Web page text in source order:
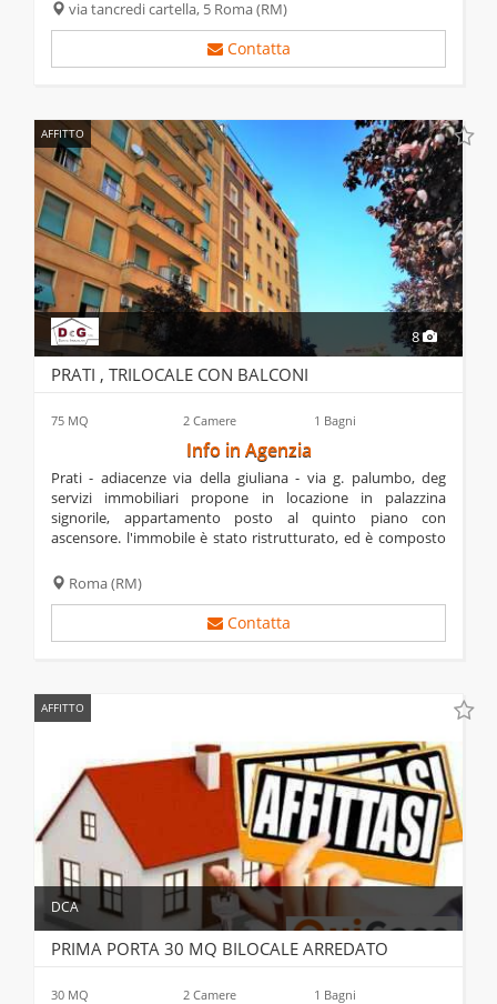
via tancredi cartella, 5 Roma(RM)
Contatta
AFFITTO
8
PRATI , TRILOCALE CON BALCONI
75 MQ 2 Camere 1 Bagni
Info in Agenzia
prati - adiacenze via della giuliana - via g. palumbo, deg
servizi immobiliari propone in locazione in palazzina
signorile, appartamento posto al quinto piano con
ascensore. l'immobile è stato ristrutturato, ed è composto
camera padronale, cameretta, grande...
Roma(RM)
Contatta
AFFITTO
DCA
PRIMA PORTA 30 MQ BILOCALE ARREDATO
30 MQ 2 Camere 1 Bagni